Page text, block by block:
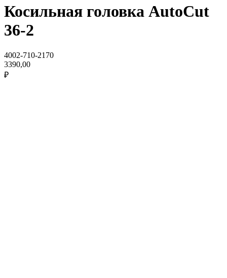
Косильная головка AutoCut
36-2
4002-710-2170
3390,00
₽